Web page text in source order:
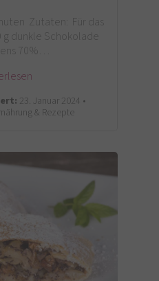
Zutaten: Für das
g dunkle Schokolade
70%…
23. Januar 2024 •
& Rezepte